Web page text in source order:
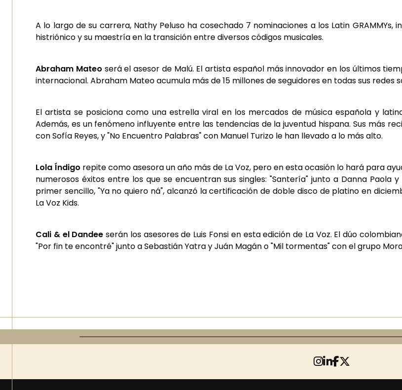
A lo largo de su carrera, Nathy Peluso ha cosechado 7 nominaciones a los Latin
histriónico y su maestría en la transición entre diversos códigos musicales.
Abraham Mateo será el asesor de Malú. El artista español más innovador en los últimos
internacional. Abraham Mateo acumula más de 15 millones de seguidores en todas sus redes
El artista se posiciona como una estrella viral en los mercados de música española y
Además, es un fenómeno influyente entre las tendencias de la juventud hispana. Sus más
con Sofía Reyes, y "No Encuentro Palabras" con Manuel Turizo le han llevado a lo más alto.
Lola Índigo repite como asesora un año más de La Voz, pero en esta ocasión lo hará para
numerosos éxitos entre los que se encuentran sus singles: "Santería" junto a Danna Paola
primer sencillo, "Ya no quiero ná", alcanzó la certificación de doble disco de platino en
La Voz Kids.
Cali & el Dandee serán los asesores de Luis Fonsi en esta edición de La Voz. El dúo
"Por fin te encontré" junto a Sebastián Yatra y Juán Magán o "Mil tormentas" con el grupo